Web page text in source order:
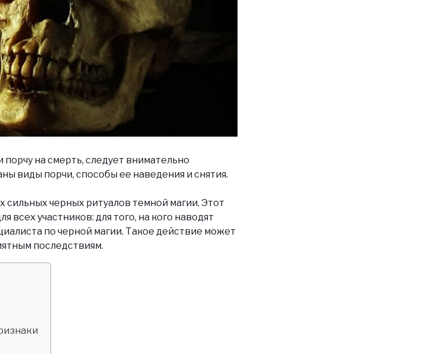
на смерть, следует внимательно
виды порчи, способы ее наведения и снятия.
сильных черных ритуалов темной магии. Этот
всех участников: для того, на кого наводят
по черной магии. Такое действие может
последствиям.